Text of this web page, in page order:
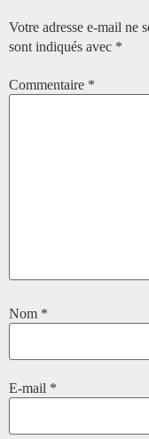
Votre adresse e-mail ne
sont indiqués avec *
Commentaire *
Nom *
E-mail *